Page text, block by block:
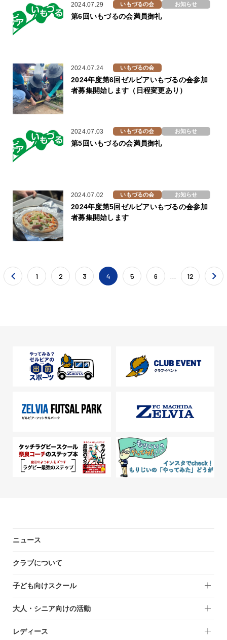
2024.07.29 いもづるの会 お知らせ
第6回いもづるの会満員御礼
2024.07.24 いもづるの会
2024年度第6回ゼルビアいもづるの会参加
者募集開始します（日程変更あり）
2024.07.03 いもづるの会 お知らせ
第5回いもづるの会満員御礼
2024.07.02 いもづるの会 お知らせ
2024年度第5回ゼルビアいもづるの会参加
者募集開始します
1 2 3 4 5 6 12
ニュース
クラブについて
子ども向けスクール
大人・シニア向けの活動
レディース